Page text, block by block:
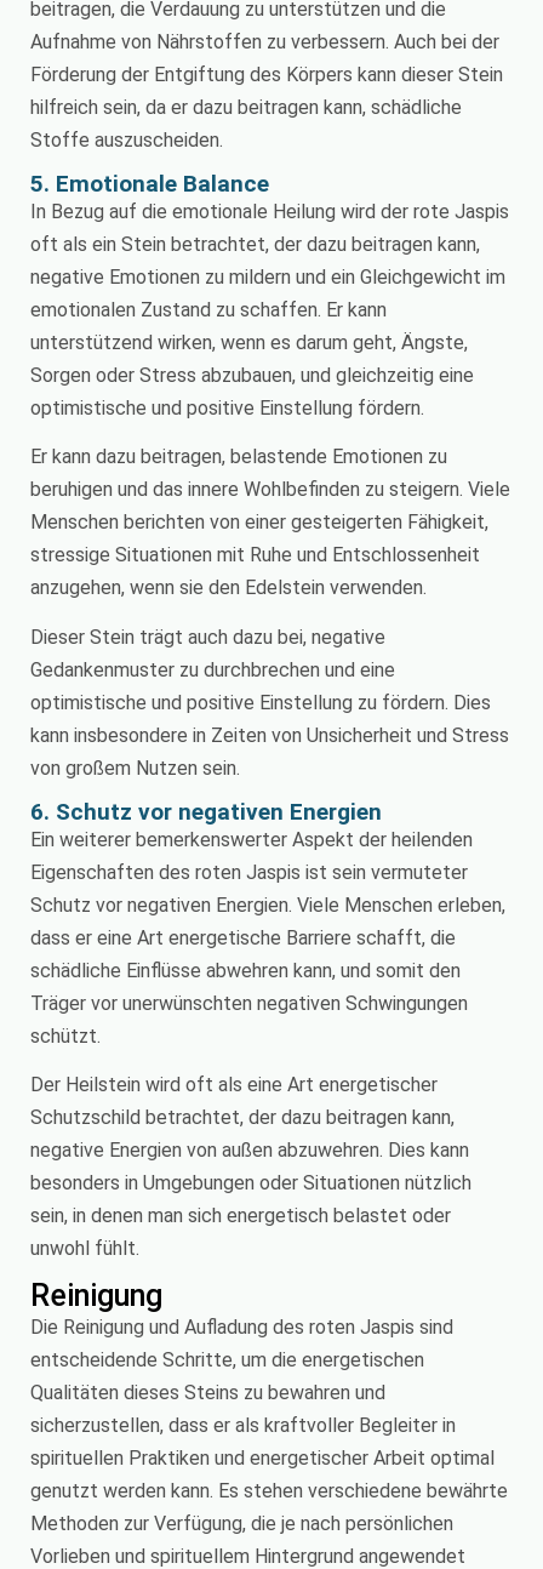
beitragen, die Verdauung zu unterstützen und die
Aufnahme von Nährstoffen zu verbessern. Auch bei der
Förderung der Entgiftung des Körpers kann dieser Stein
hilfreich sein, da er dazu beitragen kann, schädliche
Stoffe auszuscheiden.
5. Emotionale Balance
In Bezug auf die emotionale Heilung wird der rote Jaspis
oft als ein Stein betrachtet, der dazu beitragen kann,
negative Emotionen zu mildern und ein Gleichgewicht im
emotionalen Zustand zu schaffen. Er kann
unterstützend wirken, wenn es darum geht, Ängste,
Sorgen oder Stress abzubauen, und gleichzeitig eine
optimistische und positive Einstellung fördern.
Er kann dazu beitragen, belastende Emotionen zu
beruhigen und das innere Wohlbefinden zu steigern. Viele
Menschen berichten von einer gesteigerten Fähigkeit,
stressige Situationen mit Ruhe und Entschlossenheit
anzugehen, wenn sie den Edelstein verwenden.
Dieser Stein trägt auch dazu bei, negative
Gedankenmuster zu durchbrechen und eine
optimistische und positive Einstellung zu fördern. Dies
kann insbesondere in Zeiten von Unsicherheit und Stress
von großem Nutzen sein.
6. Schutz vor negativen Energien
Ein weiterer bemerkenswerter Aspekt der heilenden
Eigenschaften des roten Jaspis ist sein vermuteter
Schutz vor negativen Energien. Viele Menschen erleben,
dass er eine Art energetische Barriere schafft, die
schädliche Einflüsse abwehren kann, und somit den
Träger vor unerwünschten negativen Schwingungen
schützt.
Der Heilstein wird oft als eine Art energetischer
Schutzschild betrachtet, der dazu beitragen kann,
negative Energien von außen abzuwehren. Dies kann
besonders in Umgebungen oder Situationen nützlich
sein, in denen man sich energetisch belastet oder
unwohl fühlt.
Reinigung
Die Reinigung und Aufladung des roten Jaspis sind
entscheidende Schritte, um die energetischen
Qualitäten dieses Steins zu bewahren und
sicherzustellen, dass er als kraftvoller Begleiter in
spirituellen Praktiken und energetischer Arbeit optimal
genutzt werden kann. Es stehen verschiedene bewährte
Methoden zur Verfügung, die je nach persönlichen
Vorlieben und spirituellem Hintergrund angewendet